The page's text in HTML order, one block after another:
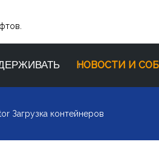
НОВОСТИ И
Загрузка контейнеров